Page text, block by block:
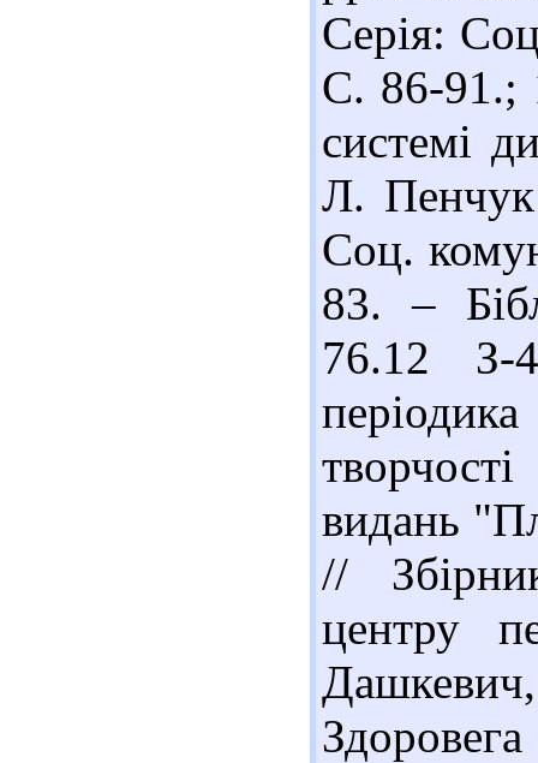
Серія:
С. 86-91.;
системі
Л. Пенчук
Соц.
83. –
76.12 З-
видань
//
центру